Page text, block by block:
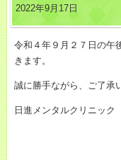
2022年9月17日
令和４年９月２７日の午
きます。
誠に勝手ながら、ご了承
日進メンタルクリニッ